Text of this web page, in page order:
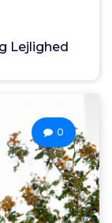
Lejlighed
0